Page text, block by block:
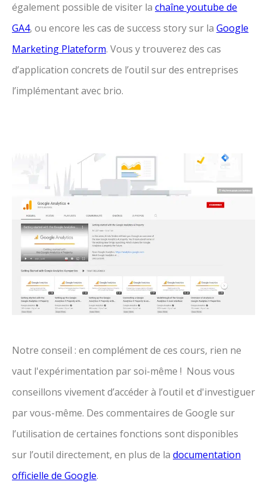
également possible de visiter la chaîne youtube de
GA4, ou encore les cas de success story sur la Google
Marketing Plateform. Vous y trouverez des cas
d’application concrets de l’outil sur des entreprises
l’implémentant avec brio.
Notre conseil : en complément de ces cours, rien ne
vaut l'expérimentation par soi-même ! Nous vous
conseillons vivement d’accéder à l’outil et d'investiguer
par vous-même. Des commentaires de Google sur
l’utilisation de certaines fonctions sont disponibles
sur l’outil directement, en plus de la documentation
officielle de Google.